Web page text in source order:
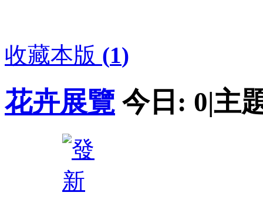
收藏本版 (1)
花卉展覽 今日: 0|主